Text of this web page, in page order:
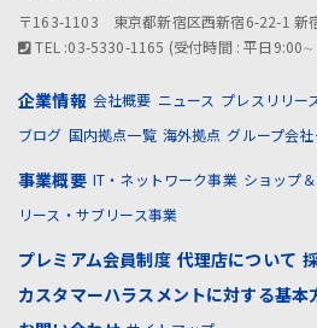
〒163-1103 東京都新宿区西新宿6-22-1 新
TEL :03-5330-1165 (受付時間 : 平日
企業情報 会社概要 ニュース プレスリリー
ブログ 国内拠点一覧 海外拠点 グループ会
事業概要 IT・ネットワーク事業 ショップ
リース・サブリース事業
プレミアム会員制度 代理店について
カスタマーハラスメントに対する基本